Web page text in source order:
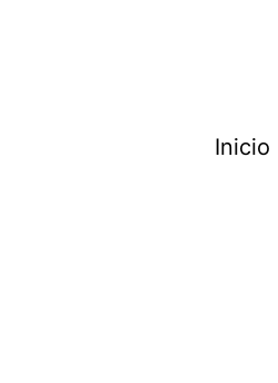
Inicio